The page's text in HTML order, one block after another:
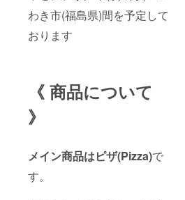
わき市(福島県)間を予定して
おります
《 商品について
》
メイン商品はピザ(Pizza)で
す。